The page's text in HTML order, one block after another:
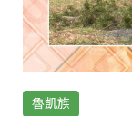
魯凱族